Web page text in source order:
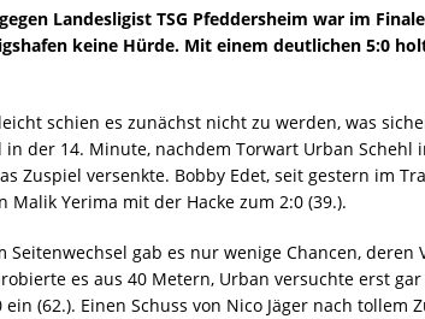
Landesligist TSG Pfeddersheim war im
keine Hürde. Mit einem deutlichen 5:0
schien es zunächst nicht zu werden, was
in der 14. Minute, nachdem Torwart Urban
Zuspiel versenkte. Bobby Edet, seit gestern im
Malik Yerima mit der Hacke zum 2:0 (39.).
Seitenwechsel gab es nur wenige Chancen,
es aus 40 Metern, Urban versuchte erst
(62.). Einen Schuss von Nico Jäger nach tollem